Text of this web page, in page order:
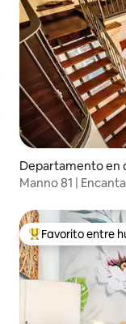
Departamento en
gliari
Manno 81 |
Favorito entre los
Favorito entre